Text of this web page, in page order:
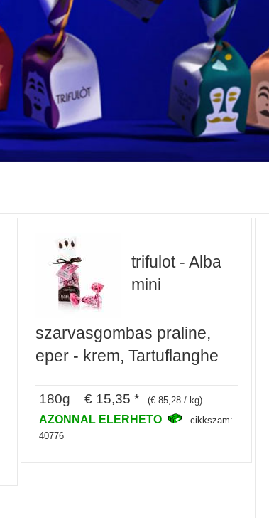
trifulot - Alba
mini
szarvasgombas praline,
eper - krem, Tartuflanghe
180g € 15,35 * (€ 85,28 / kg)
AZONNAL ELERHETO
cikkszam:
40776